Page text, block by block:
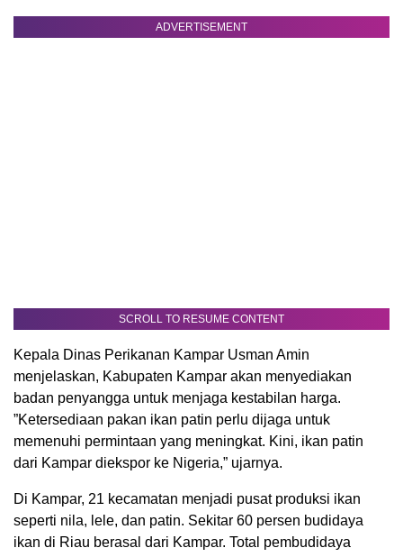
ADVERTISEMENT
SCROLL TO RESUME CONTENT
Kepala Dinas Perikanan Kampar Usman Amin
menjelaskan, Kabupaten Kampar akan menyediakan
badan penyangga untuk menjaga kestabilan harga.
”Ketersediaan pakan ikan patin perlu dijaga untuk
memenuhi permintaan yang meningkat. Kini, ikan patin
dari Kampar diekspor ke Nigeria,” ujarnya.
Di Kampar, 21 kecamatan menjadi pusat produksi ikan
seperti nila, lele, dan patin. Sekitar 60 persen budidaya
ikan di Riau berasal dari Kampar. Total pembudidaya